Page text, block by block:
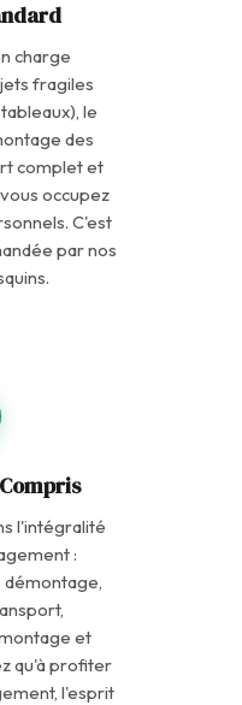
charge
fragiles
le
des
complet et
occupez
C'est
par nos
l'intégralité
:
et
qu'à profiter
l'esprit